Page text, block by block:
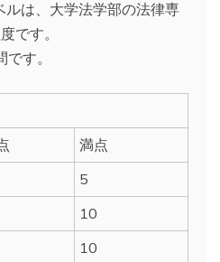
ルは、大学法学部の法律専
です。
す。
満点
5
10
10